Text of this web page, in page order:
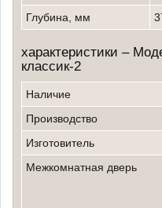
Глубина, мм
характеристики –
классик-2
Наличие
производство
изготовитель
Межкомнатная дверь